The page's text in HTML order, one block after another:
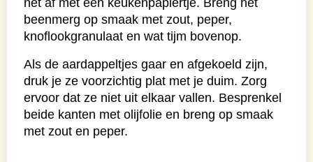
het af met een keukenpapiertje. Breng het
beenmerg op smaak met zout, peper,
knoflookgranulaat en wat tijm bovenop.
Als de aardappeltjes gaar en afgekoeld zijn,
druk je ze voorzichtig plat met je duim. Zorg
ervoor dat ze niet uit elkaar vallen. Besprenkel
beide kanten met olijfolie en breng op smaak
met zout en peper.